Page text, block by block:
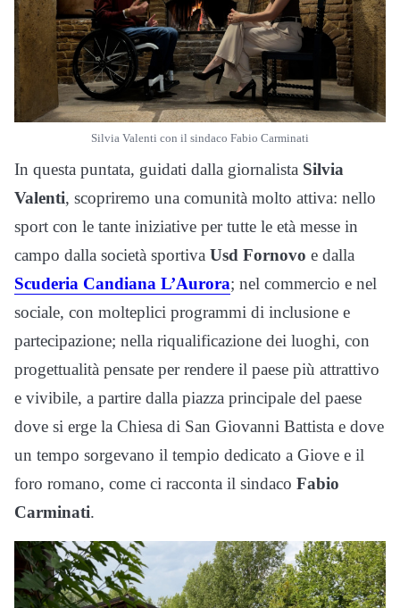
Silvia Valenti con il sindaco Fabio Carminati
In questa puntata, guidati dalla giornalista Silvia
Valenti, scopriremo una comunità molto attiva: nello
sport con le tante iniziative per tutte le età messe in
campo dalla società sportiva Usd Fornovo e dalla
Scuderia Candiana L’Aurora; nel commercio e nel
sociale, con molteplici programmi di inclusione e
partecipazione; nella riqualificazione dei luoghi, con
progettualità pensate per rendere il paese più attrattivo
e vivibile, a partire dalla piazza principale del paese
dove si erge la Chiesa di San Giovanni Battista e dove
un tempo sorgevano il tempio dedicato a Giove e il
foro romano, come ci racconta il sindaco Fabio
Carminati.